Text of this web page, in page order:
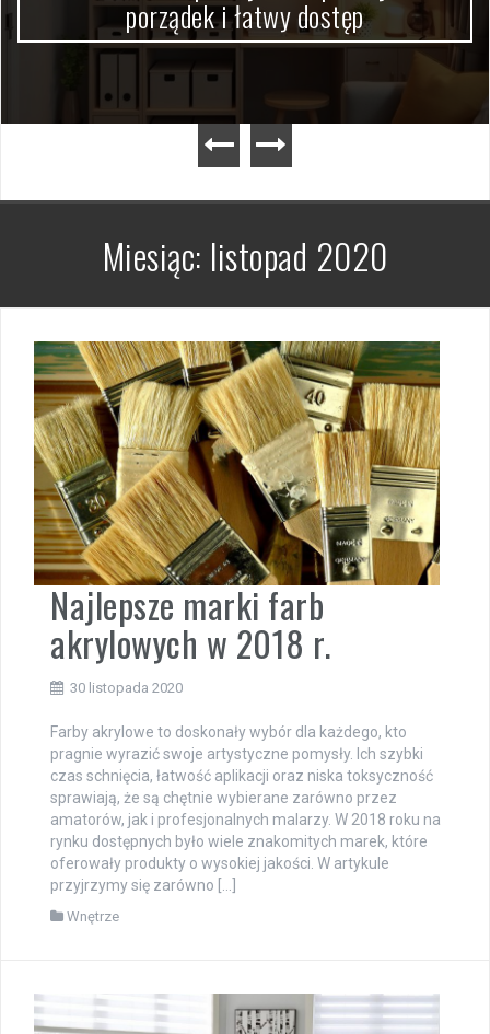
porządek i łatwy dostęp
Miesiąc: listopad 2020
Najlepsze marki farb
akrylowych w 2018 r.
30 listopada 2020
Farby akrylowe to doskonały wybór dla każdego, kto
pragnie wyrazić swoje artystyczne pomysły. Ich szybki
czas schnięcia, łatwość aplikacji oraz niska toksyczność
sprawiają, że są chętnie wybierane zarówno przez
amatorów, jak i profesjonalnych malarzy. W 2018 roku na
rynku dostępnych było wiele znakomitych marek, które
oferowały produkty o wysokiej jakości. W artykule
przyjrzymy się zarówno […]
Wnętrze